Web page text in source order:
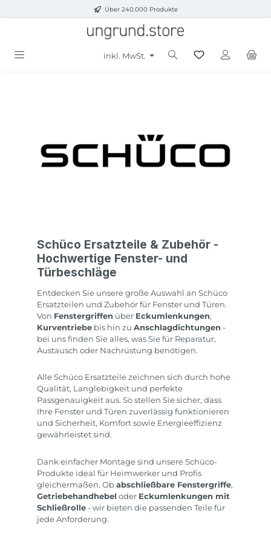
Zum Hauptinhalt springenÜber 240.000 Produkte
inkl. MwSt.
Schüco Ersatzteile & Zubehör -
Hochwertige Fenster- und
Türbeschläge
Entdecken Sie unsere große Auswahl an Schüco
Ersatzteilen und Zubehör für Fenster und Türen.
Von Fenstergriffen über Eckumlenkungen,
Kurventriebe bis hin zu Anschlagdichtungen -
bei uns finden Sie alles, was Sie für Reparatur,
Austausch oder Nachrüstung benötigen.
Alle Schüco Ersatzteile zeichnen sich durch hohe
Qualität, Langlebigkeit und perfekte
Passgenauigkeit aus. So stellen Sie sicher, dass
Ihre Fenster und Türen zuverlässig funktionieren
und Sicherheit, Komfort sowie Energieeffizienz
gewährleistet sind.
Dank einfacher Montage sind unsere Schüco-
Produkte ideal für Heimwerker und Profis
gleichermaßen. Ob abschließbare Fenstergriffe,
Getriebehandhebel oder Eckumlenkungen mit
Schließrolle - wir bieten die passenden Teile für
jede Anforderung.